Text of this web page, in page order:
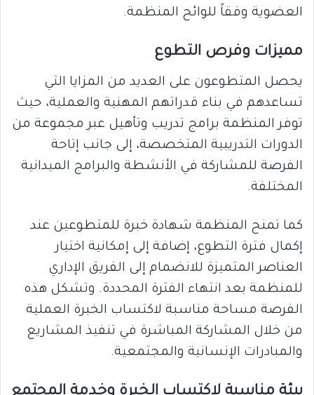
العضوية وفقاً للوائح المنظمة.
مميزات وفرص التطوع
يحصل المتطوعون على العديد من المزايا التي
تساعدهم في بناء قدراتهم المهنية والعملية، حيث
توفر المنظمة برامج تدريب وتأهيل عبر مجموعة من
الدورات التدريبية المتخصصة، إلى جانب إتاحة
الفرصة للمشاركة في الأنشطة والبرامج الميدانية
المختلفة.
كما تمنح المنظمة شهادة خبرة للمتطوعين عند
إكمال فترة التطوع، إضافة إلى إمكانية اختيار
العناصر المتميزة للانضمام إلى الفريق الإداري
للمنظمة بعد انتهاء الفترة المحددة. وتشكل هذه
الفرصة مساحة مناسبة لاكتساب الخبرة العملية
من خلال المشاركة المباشرة في تنفيذ المشاريع
والمبادرات الإنسانية والمجتمعية.
بيئة مناسبة لاكتساب الخبرة وخدمة المجتمع